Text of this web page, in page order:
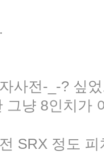
사전-_-? 싶
그냥 8인치가
SRX 정도